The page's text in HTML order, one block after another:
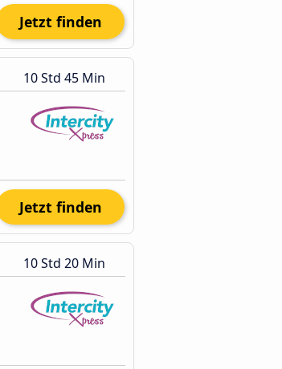
Jetzt finden
10 Std 45 Min
Jetzt finden
10 Std 20 Min